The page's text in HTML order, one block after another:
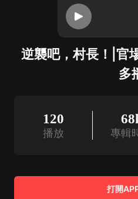
逆襲吧，村長！|官
多
120
播放 專輯
打開